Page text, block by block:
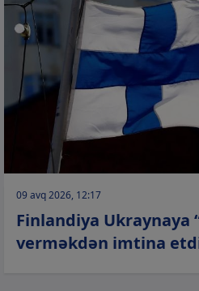
09 avq 2026, 12:17
Finlandiya Ukraynaya
verməkdən imtina